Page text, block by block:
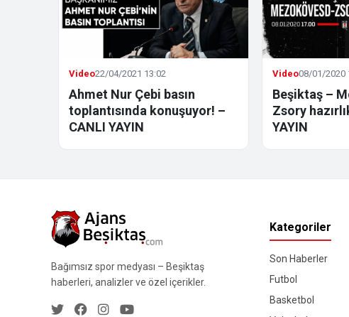
Video22/04/2021 13:02
Ahmet Nur Çebi basın
toplantısında konuşuyor! –
CANLI YAYIN
Video08/01/2020
Beşiktaş –
Zsory
YAYIN
Bağımsız spor medyası – Beşiktaş
haberleri, analizler ve özel içerikler.
Kategoriler
Son Haberler
Futbol
Basketbol